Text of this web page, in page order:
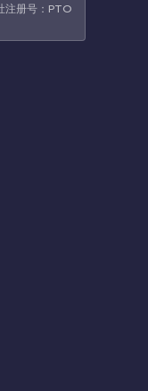
注册号：РТО